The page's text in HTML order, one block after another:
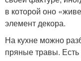
в которой оно
элемент декора.
На кухне можно
пряные травы. Есть